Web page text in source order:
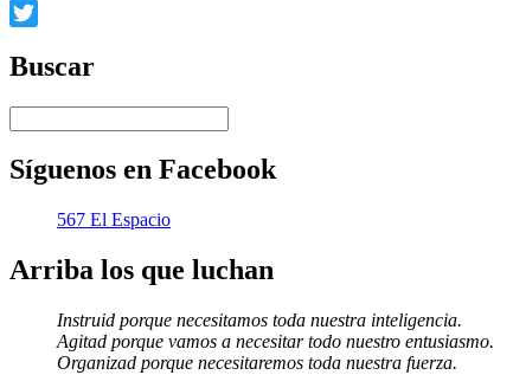
Facebook
Buscar
Síguenos en Facebook
567 El Espacio
Arriba los que luchan
Instruid porque necesitamos toda nuestra inteligencia.
Agitad porque vamos a necesitar todo nuestro entusiasmo.
Organizad porque necesitaremos toda nuestra fuerza.